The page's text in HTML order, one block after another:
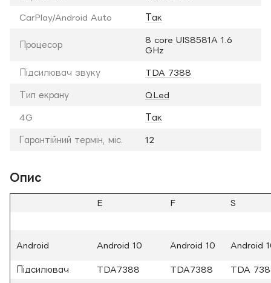
CarPlay/Android Auto Так
Процесор
8 core UIS8581A 1.6
GHz
Підсилювач звуку TDA 7388
Тип екрану QLed
4G Так
Гарантійний термін, міс. 12
Опис
E F S
Android Android 10 Android 10 Android
Підсилювач TDA7388 TDA7388
TDA